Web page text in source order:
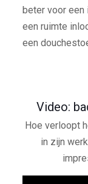
beter voor een
een ruimte
een
Video:
Hoe verloopt
in zijn